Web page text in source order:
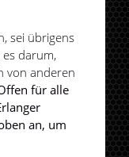
sei übrigens
darum,
von anderen
für alle
an, um